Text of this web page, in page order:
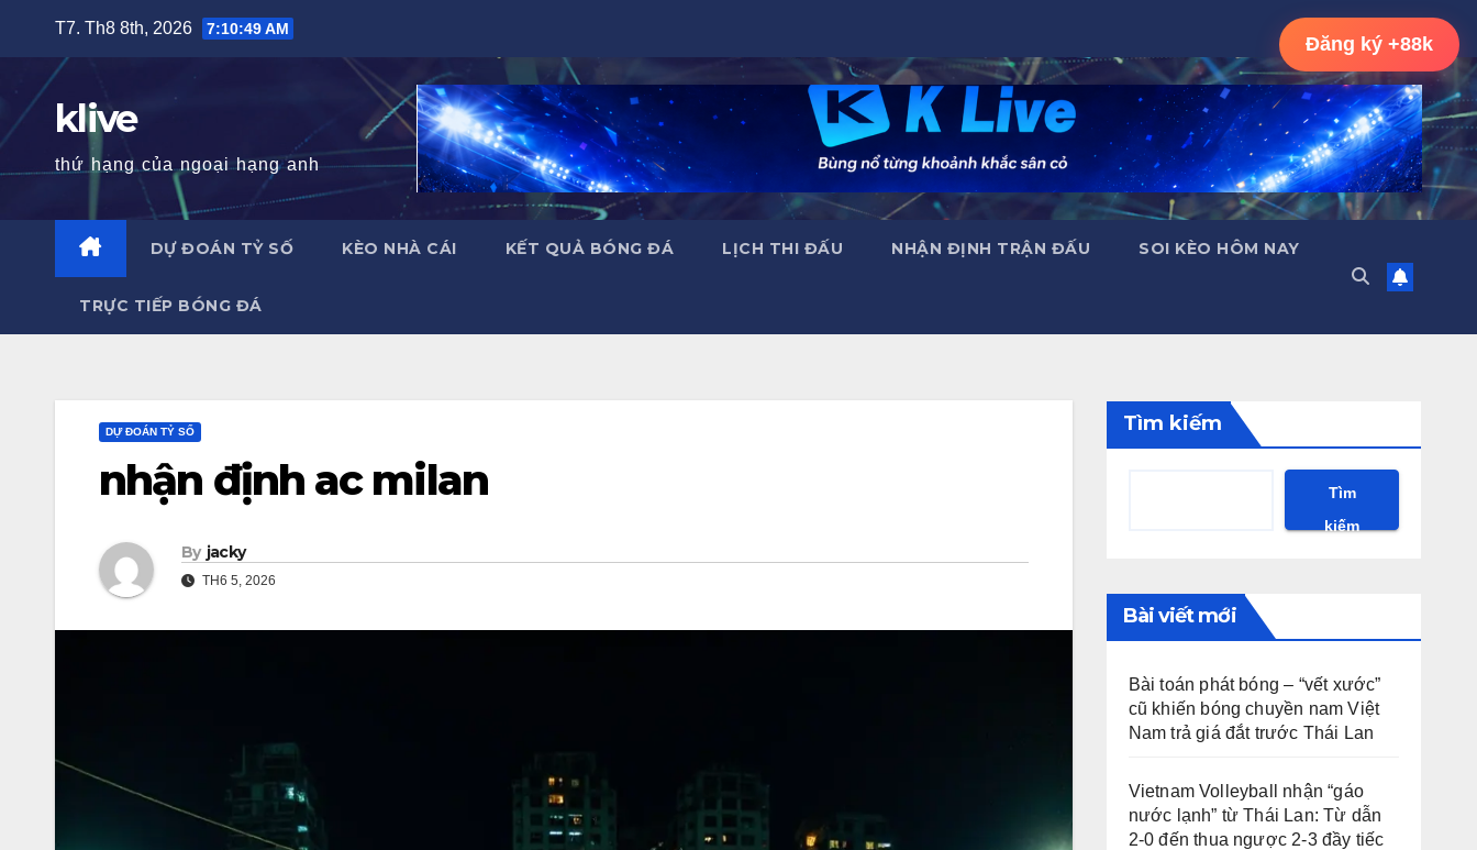
content
T7. Th8 8th, 2026 7:10:50 AM
klive
thứ hạng của ngoại hạng anh
DỰ ĐOÁN TỶ SỐ KÈO NHÀ CÁI KẾT QUẢ BÓNG ĐÁ LỊCH THI ĐẤU NHẬN ĐỊNH TRẬN ĐẤU SOI KÈO HÔM NAY
TRỰC TIẾP BÓNG ĐÁ
DỰ ĐOÁN TỶ SỐ
nhận định ac milan
By jacky
TH6 5, 2026
Tìm kiếm
Tìm
kiếm
Bài viết mới
Bài toán phát bóng – “vết xước”
cũ khiến bóng chuyền nam Việt
Nam trả giá đắt trước Thái Lan
Vietnam Volleyball nhận “gáo
nước lạnh” từ Thái Lan: Từ dẫn
2-0 đến thua ngược 2-3 đầy tiếc
Đăng ký +88k